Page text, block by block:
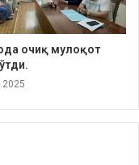
очиқ мулоқот